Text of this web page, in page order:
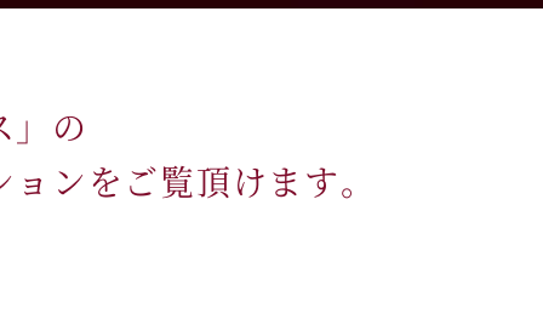
」の
ンをご覧頂けます。